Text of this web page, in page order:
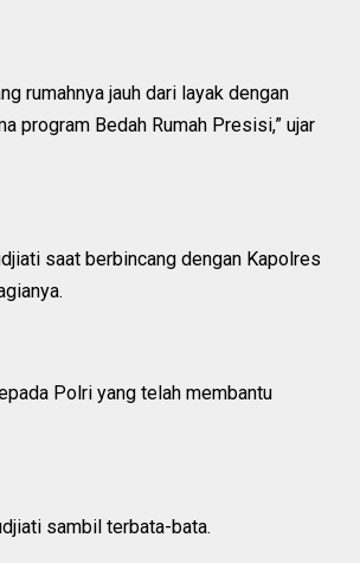
rumahnya jauh dari layak dengan
program Bedah Rumah Presisi,” ujar
saat berbincang dengan Kapolres
Polri yang telah membantu
sambil terbata-bata.